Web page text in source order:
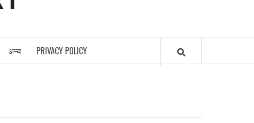
अन्य PRIVACY POLICY